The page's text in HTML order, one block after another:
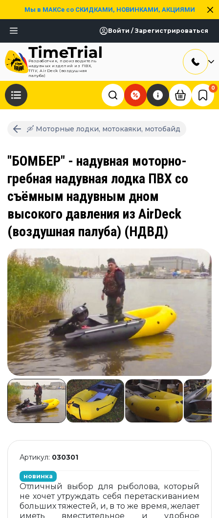
Мы в МАКСе со СКИДКАМИ, НОВИНКАМИ, АКЦИЯМИ
Войти / Зарегистрироваться
Разработчик, производитель
надувных изделий из ПВХ,
ТПУ, AirDeck (воздушная
палуба)
0
🛶 Моторные лодки, мотокаяки, мотобайд
"БОМБЕР" - надувная моторно-
гребная надувная лодка ПВХ со
съёмным надувным дном
высокого давления из AirDeck
(воздушная палуба) (НДВД)
Артикул: 030301
новинка
Отличный выбор для рыболова, который
не хочет утруждать себя перетаскиванием
больших тяжестей, и, в то же время, желает
иметь вместительное и удобное